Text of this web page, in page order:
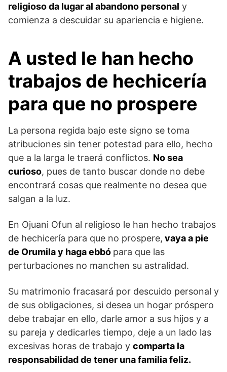
religioso da lugar al abandono personal y
comienza a descuidar su apariencia e higiene.
A usted le han hecho
trabajos de hechicería
para que no prospere
La persona regida bajo este signo se toma
atribuciones sin tener potestad para ello, hecho
que a la larga le traerá conflictos. No sea
curioso, pues de tanto buscar donde no debe
encontrará cosas que realmente no desea que
salgan a la luz.
En Ojuani Ofun al religioso le han hecho trabajos
de hechicería para que no prospere, vaya a pie
de Orumila y haga ebbó para que las
perturbaciones no manchen su astralidad.
Su matrimonio fracasará por descuido personal y
de sus obligaciones, si desea un hogar próspero
debe trabajar en ello, darle amor a sus hijos y a
su pareja y dedicarles tiempo, deje a un lado las
excesivas horas de trabajo y comparta la
responsabilidad de tener una familia feliz.